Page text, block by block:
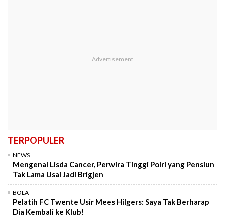
TERPOPULER
NEWS
Mengenal Lisda Cancer, Perwira Tinggi Polri yang Pensiun
Tak Lama Usai Jadi Brigjen
BOLA
Pelatih FC Twente Usir Mees Hilgers: Saya Tak Berharap
Dia Kembali ke Klub!